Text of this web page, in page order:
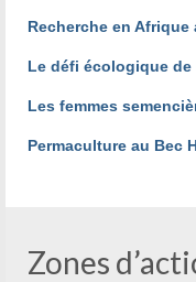
Recherche en Afrique
Le défi écologique de
Les femmes
Permaculture au Bec
Zones